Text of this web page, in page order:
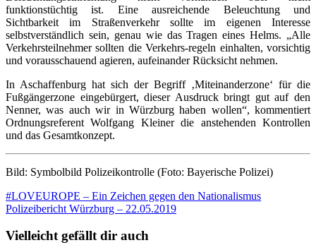
funktionstüchtig ist. Eine ausreichende Beleuchtung und
Sichtbarkeit im Straßenverkehr sollte im eigenen Interesse
selbstverständlich sein, genau wie das Tragen eines Helms. „Alle
Verkehrsteilnehmer sollten die Verkehrs-regeln einhalten, vorsichtig
und vorausschauend agieren, aufeinander Rücksicht nehmen.
In Aschaffenburg hat sich der Begriff ‚Miteinanderzone‘ für die
Fußgängerzone eingebürgert, dieser Ausdruck bringt gut auf den
Nenner, was auch wir in Würzburg haben wollen“, kommentiert
Ordnungsreferent Wolfgang Kleiner die anstehenden Kontrollen
und das Gesamtkonzept.
Bild: Symbolbild Polizeikontrolle (Foto: Bayerische Polizei)
Beitragsnavigation
#LOVEUROPE – Ein Zeichen gegen den Nationalismus
Polizeibericht Würzburg – 22.05.2019
Vielleicht gefällt dir auch